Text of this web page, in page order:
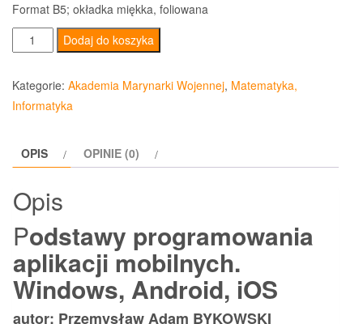
Format B5; okładka miękka, foliowana
ilość
Podstawy
programowania
aplikacji
mobilnych.
Android,
Dodaj do koszyka
Kategorie: Akademia Marynarki Wojennej, Matematyka,
Informatyka
OPIS OPINIE (0)
Opis
Podstawy programowania
aplikacji mobilnych.
Windows, Android, iOS
autor: Przemysław Adam BYKOWSKI